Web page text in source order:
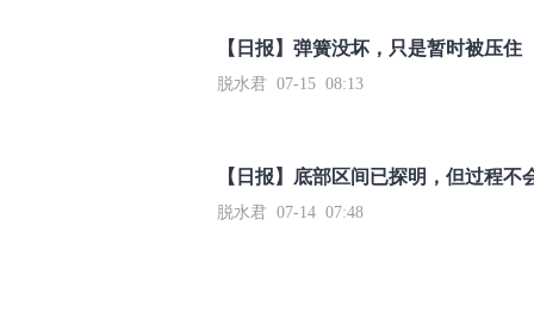
【日报】弹簧没坏，只是暂时被压住
脱水君 07-15 08:13
【日报】底部区间已探明，但过程不
脱水君 07-14 07:48